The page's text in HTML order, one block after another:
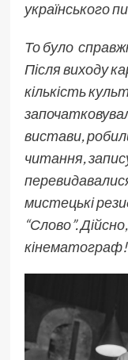
українського
То було
Після виходу
кількість
вистави,
читання,
мистецькі
“Слово”.